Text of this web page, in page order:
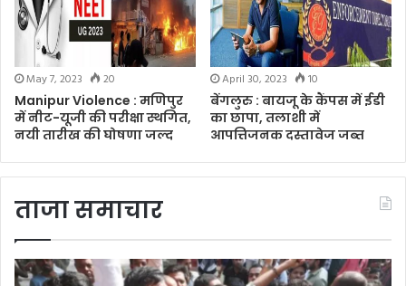
May 7, 2023
20
Manipur Violence : मणिपुर
में नीट-यूजी की परीक्षा स्थगित,
नयी तारीख की घोषणा जल्द
April 30, 2023
10
बेंगलुरु : बायजू के कैंपस में ईडी
का छापा, तलाशी में
आपत्तिजनक दस्तावेज जब्त
ताजा समाचार